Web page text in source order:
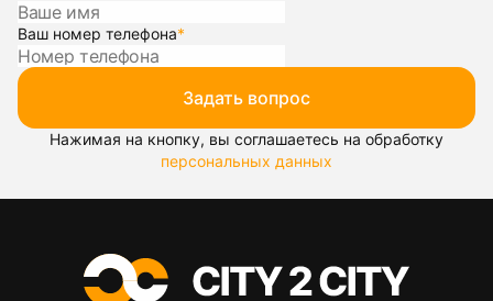
Ваш номер телефона*
Задать вопрос
Нажимая на кнопку, вы соглашаетесь на обработку
персональных данных